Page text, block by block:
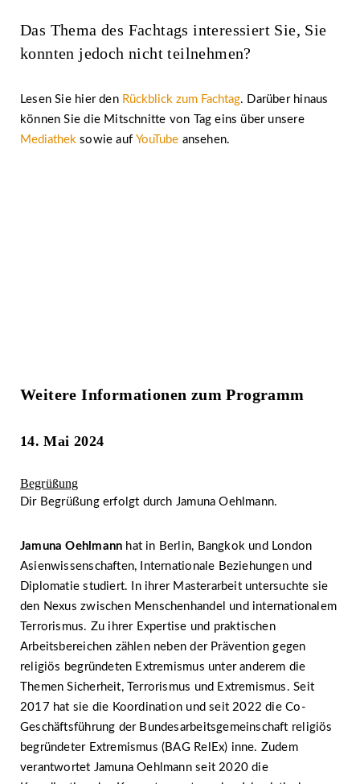
Das Thema des Fachtags interessiert Sie, Sie
konnten jedoch nicht teilnehmen?
Lesen Sie hier den Rückblick zum Fachtag. Darüber hinaus
können Sie die Mitschnitte von Tag eins über unsere
Mediathek sowie aufYouTube ansehen.
Weitere Informationen zum Programm
14. Mai 2024
Begrüßung
Dir Begrüßung erfolgt durch Jamuna Oehlmann.
Jamuna Oehlmann hat in Berlin, Bangkok und London
Asienwissenschaften, Internationale Beziehungen und
Diplomatie studiert. In ihrer Masterarbeit untersuchte sie
den Nexus zwischen Menschenhandel und internationalem
Terrorismus. Zu ihrer Expertise und praktischen
Arbeitsbereichen zählen neben der Prävention gegen
religiös begründeten Extremismus unter anderem die
Themen Sicherheit, Terrorismus und Extremismus. Seit
2017 hat sie die Koordination und seit 2022 die Co-
Geschäftsführung der Bundesarbeitsgemeinschaft religiös
begründeter Extremismus (BAG RelEx) inne. Zudem
verantwortet Jamuna Oehlmann seit 2020 die